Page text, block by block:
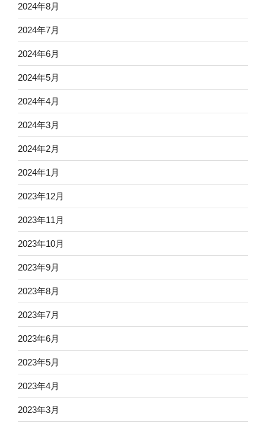
2024年8月
2024年7月
2024年6月
2024年5月
2024年4月
2024年3月
2024年2月
2024年1月
2023年12月
2023年11月
2023年10月
2023年9月
2023年8月
2023年7月
2023年6月
2023年5月
2023年4月
2023年3月